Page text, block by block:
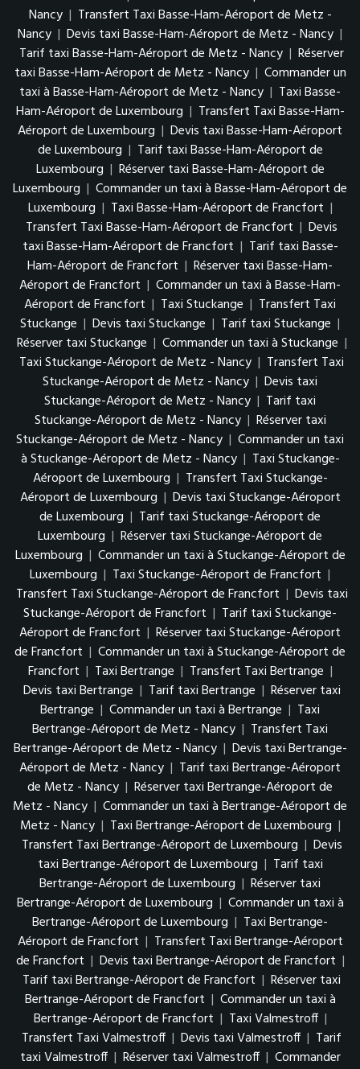
Nancy | Transfert Taxi Basse-Ham-Aéroport de Metz -
Nancy | Devis taxi Basse-Ham-Aéroport de Metz - Nancy |
Tarif taxi Basse-Ham-Aéroport de Metz - Nancy | Réserver
taxi Basse-Ham-Aéroport de Metz - Nancy | Commander un
taxi à Basse-Ham-Aéroport de Metz - Nancy | Taxi Basse-
Ham-Aéroport de Luxembourg | Transfert Taxi Basse-Ham-
Aéroport de Luxembourg | Devis taxi Basse-Ham-Aéroport
de Luxembourg | Tarif taxi Basse-Ham-Aéroport de
Luxembourg | Réserver taxi Basse-Ham-Aéroport de
Luxembourg | Commander un taxi à Basse-Ham-Aéroport de
Luxembourg | Taxi Basse-Ham-Aéroport de Francfort |
Transfert Taxi Basse-Ham-Aéroport de Francfort | Devis
taxi Basse-Ham-Aéroport de Francfort | Tarif taxi Basse-
Ham-Aéroport de Francfort | Réserver taxi Basse-Ham-
Aéroport de Francfort | Commander un taxi à Basse-Ham-
Aéroport de Francfort | Taxi Stuckange | Transfert Taxi
Stuckange | Devis taxi Stuckange | Tarif taxi Stuckange |
Réserver taxi Stuckange | Commander un taxi à Stuckange |
Taxi Stuckange-Aéroport de Metz - Nancy | Transfert Taxi
Stuckange-Aéroport de Metz - Nancy | Devis taxi
Stuckange-Aéroport de Metz - Nancy | Tarif taxi
Stuckange-Aéroport de Metz - Nancy | Réserver taxi
Stuckange-Aéroport de Metz - Nancy | Commander un taxi
à Stuckange-Aéroport de Metz - Nancy | Taxi Stuckange-
Aéroport de Luxembourg | Transfert Taxi Stuckange-
Aéroport de Luxembourg | Devis taxi Stuckange-Aéroport
de Luxembourg | Tarif taxi Stuckange-Aéroport de
Luxembourg | Réserver taxi Stuckange-Aéroport de
Luxembourg | Commander un taxi à Stuckange-Aéroport de
Luxembourg | Taxi Stuckange-Aéroport de Francfort |
Transfert Taxi Stuckange-Aéroport de Francfort | Devis taxi
Stuckange-Aéroport de Francfort | Tarif taxi Stuckange-
Aéroport de Francfort | Réserver taxi Stuckange-Aéroport
de Francfort | Commander un taxi à Stuckange-Aéroport de
Francfort | Taxi Bertrange | Transfert Taxi Bertrange |
Devis taxi Bertrange | Tarif taxi Bertrange | Réserver taxi
Bertrange | Commander un taxi à Bertrange | Taxi
Bertrange-Aéroport de Metz - Nancy | Transfert Taxi
Bertrange-Aéroport de Metz - Nancy | Devis taxi Bertrange-
Aéroport de Metz - Nancy | Tarif taxi Bertrange-Aéroport
de Metz - Nancy | Réserver taxi Bertrange-Aéroport de
Metz - Nancy | Commander un taxi à Bertrange-Aéroport de
Metz - Nancy | Taxi Bertrange-Aéroport de Luxembourg |
Transfert Taxi Bertrange-Aéroport de Luxembourg | Devis
taxi Bertrange-Aéroport de Luxembourg | Tarif taxi
Bertrange-Aéroport de Luxembourg | Réserver taxi
Bertrange-Aéroport de Luxembourg | Commander un taxi à
Bertrange-Aéroport de Luxembourg | Taxi Bertrange-
Aéroport de Francfort | Transfert Taxi Bertrange-Aéroport
de Francfort | Devis taxi Bertrange-Aéroport de Francfort |
Tarif taxi Bertrange-Aéroport de Francfort | Réserver taxi
Bertrange-Aéroport de Francfort | Commander un taxi à
Bertrange-Aéroport de Francfort | Taxi Valmestroff |
Transfert Taxi Valmestroff | Devis taxi Valmestroff | Tarif
taxi Valmestroff | Réserver taxi Valmestroff | Commander